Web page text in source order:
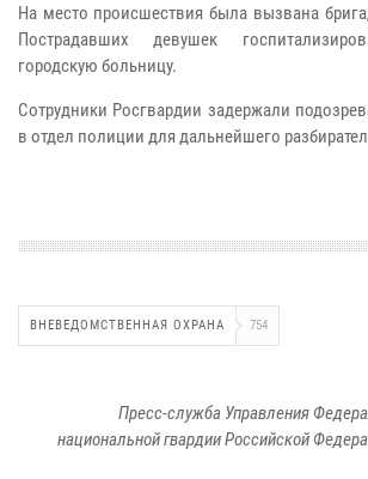
На место происшествия была вызвана
Пострадавших девушек
городскую больницу.
Сотрудники Росгвардии задержали
в отдел полиции для дальнейшего
ВНЕВЕДОМСТВЕННАЯ ОХРАНА 754
Пресс-служба Управления
национальной гвардии Российской